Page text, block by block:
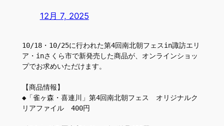
12月 7, 2025
10/18・10/25に行われた第4回南北朝フェスin諏訪エリ
ア・inさくら市で新発売した商品が、オンラインショッ
プでお求めいただけます。
【商品情報】
◆「雀ヶ森・喜連川」第4回南北朝フェス　オリジナルク
リアファイル　400円